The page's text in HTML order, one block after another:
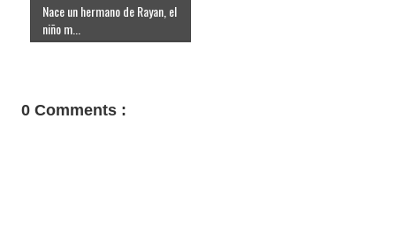
Nace un hermano de Rayan, el
niño m...
0 Comments :